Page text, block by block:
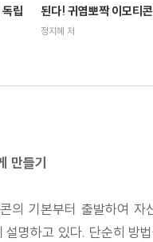
립
된다! 귀염뽀짝 이모티콘
정지혜 저
만들기
의 기본부터 출발하여
명하고 있다. 단순히 방